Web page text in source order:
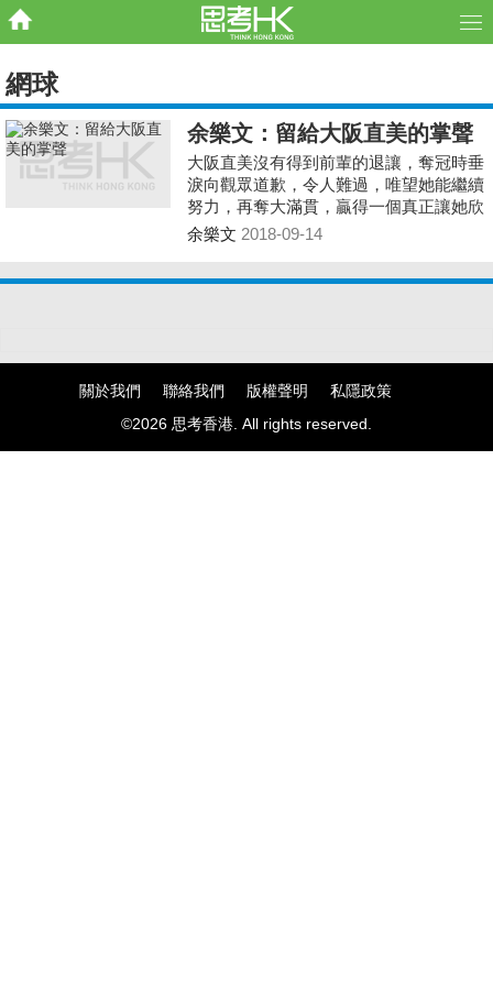
網球
余樂文：留給大阪直美的掌聲
大阪直美沒有得到前輩的退讓，奪冠時垂
淚向觀眾道歉，令人難過，唯望她能繼續
努力，再奪大滿貫，贏得一個真正讓她欣
喜的奪冠畫面。大阪直美，加油！
余樂文 2018-09-14
關於我們 聯絡我們 版權聲明
私隱政策
©2026 思考香港. All rights reserved.